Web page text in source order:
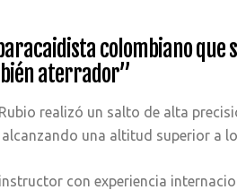
colombiano
aterrador”
realizó un salto de alta
una altitud superior a
con experiencia